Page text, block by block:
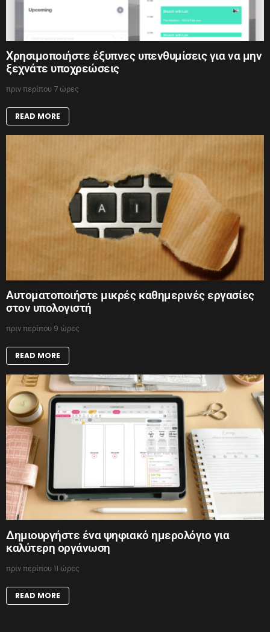
Χρησιμοποιήστε έξυπνες υπενθυμίσεις για να μην
ξεχνάτε υποχρεώσεις
πριν περίπου 7 ώρες
READ MORE
Αυτοματοποιήστε μικρές καθημερινές εργασίες
στον υπολογιστή
πριν περίπου 9 ώρες
READ MORE
Δημιουργήστε ένα ψηφιακό ημερολόγιο για
καλύτερη οργάνωση
πριν περίπου 11 ώρες
READ MORE